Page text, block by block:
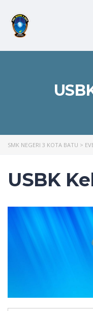
SMK NEGERI 3 KOTA BATU >
USBK